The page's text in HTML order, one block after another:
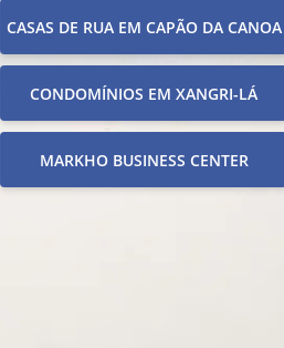
CASAS DE RUA EM CAPÃO DA CANOA
CONDOMÍNIOS EM XANGRI-LÁ
MARKHO BUSINESS CENTER